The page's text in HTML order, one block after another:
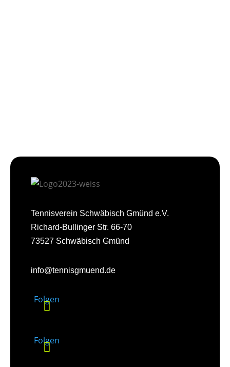
Tennisverein Schwäbisch Gmünd e.V.
Richard-Bullinger Str. 66-70
73527 Schwäbisch Gmünd
info@tennisgmuend.de
Folgen
Folgen